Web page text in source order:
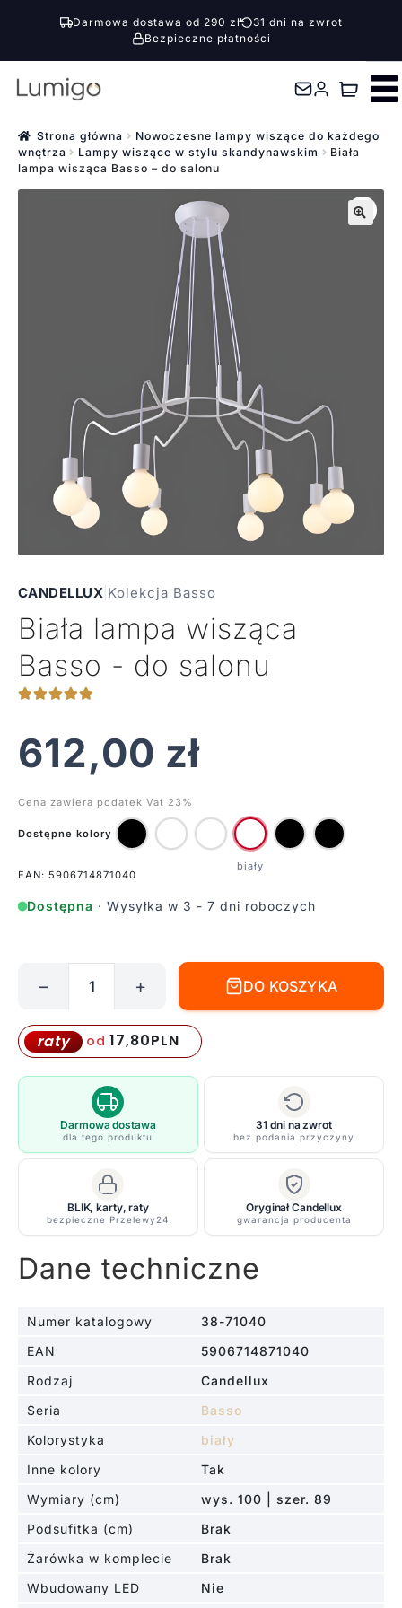
Darmowa dostawa od 290 zł
31 dni na zwrot
Bezpieczne płatności
Przejdź
nawigacji
Przejdź
treści Strona główna
Nowoczesne lampy wiszące do każdego
wnętrza
Lampy wiszące w stylu skandynawskim
Biała
lampa wisząca Basso – do salonu
CANDELLUX Kolekcja Basso
Biała lampa wisząca
Basso - do salonu
612,00 zł
Cena zawiera podatek Vat 23%
Dostępne kolory
EAN: 5906714871040
Dostępna · Wysyłka w 3 - 7 dni roboczych
lampa
wisząca
Basso
salonu
− + DO KOSZYKA
raty od 17,80PLN
Darmowa dostawa
dla tego produktu
31 dni na zwrot
bez podania przyczyny
BLIK, karty, raty
bezpieczne Przelewy24
Oryginał Candellux
gwarancja producenta
Dane techniczne
Numer katalogowy
38-71040
EAN
5906714871040
Rodzaj
Candellux
Seria
Basso
Kolorystyka
biały
Inne kolory
Tak
Wymiary (cm)
wys. 100 | szer. 89
Podsufitka (cm)
Brak
Żarówka w komplecie
Brak
Wbudowany LED
Nie